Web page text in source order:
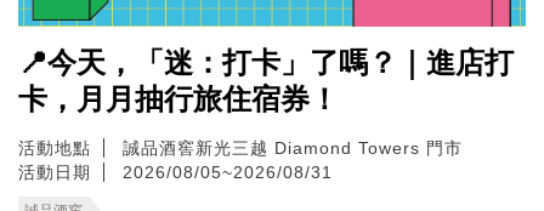
📍今天，「迷：打卡」了嗎？｜進店打
卡，月月抽行旅住宿券！
活動地點
誠品酒窖新光三越 Diamond Towers 門市
活動日期
2026/08/05~2026/08/31